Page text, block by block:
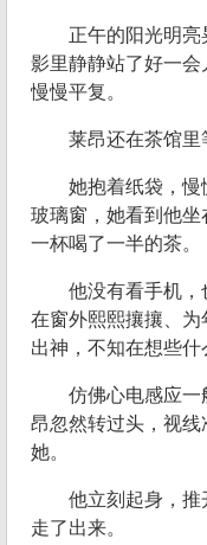
正午的阳光明
影里静静站了好一
慢慢平复。
莱昂还在茶馆里
她抱着纸袋，慢
玻璃窗，她看到他
一杯喝了一半的茶。
他没有看手机，
在窗外熙熙攘攘、
出神，不知在想些什
仿佛心电感应
昂忽然转过头，视
她。
他立刻起身，
走了出来。